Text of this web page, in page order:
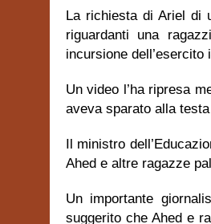
La richiesta di Ariel di
riguardanti una
incursione
Un video l’ha ripresa
aveva sparato alla
Il ministro
Ahed e altre ragazze
Un importante
suggerito che Ahed e